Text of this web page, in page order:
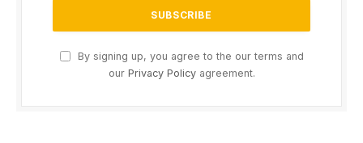
By signing up, you agree to the our terms and
our Privacy Policyagreement.